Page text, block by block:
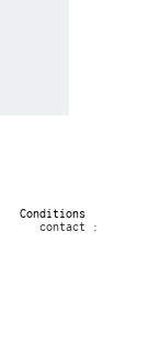
Conditions
contact :